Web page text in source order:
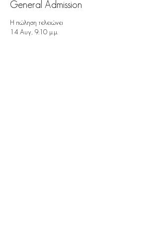
General Admission
Η πώληση τελειώνει
14 Αυγ, 9:10 μ.μ.